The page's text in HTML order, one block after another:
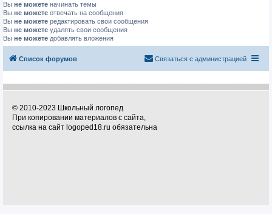
Вы не можете начинать темы
Вы не можете отвечать на сообщения
Вы не можете редактировать свои сообщения
Вы не можете удалять свои сообщения
Вы не можете добавлять вложения
Список форумов Связаться с администрацией
© 2010-2023 Школьный логопед
При копировании материалов с сайта,
ссылка на сайт logoped18.ru обязательна